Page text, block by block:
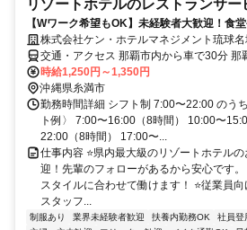
リゾートホテルのレストランサー
【Wワーク希望もOK】未経験者大歓迎！食
株式会社ケン・ホテルマネジメント琉球
交通・アクセス 那覇市内から車で30分
車・バイク通勤可
時給1,250円～1,350円
沖縄県糸満市
勤務時間詳細 シフト制 7:00〜22:00 のう
ト例〉 7:00〜16:00（8時間） 10:00〜
22:00（8時間） 17:00〜...
仕事内容 ⭐県内最大級のリゾートホテル
迎！先輩のフォローがあるから安心です
スタイルに合わせて働けます！ ⭐従業員
スタッフ...
制服あり 業界未経験者歓迎 扶養内勤務OK 社員登